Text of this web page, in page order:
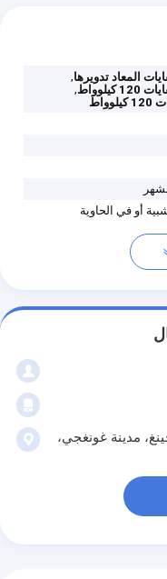
المعاد تدويرها,
,
أو في الحاوية
مدينة غونغجي،